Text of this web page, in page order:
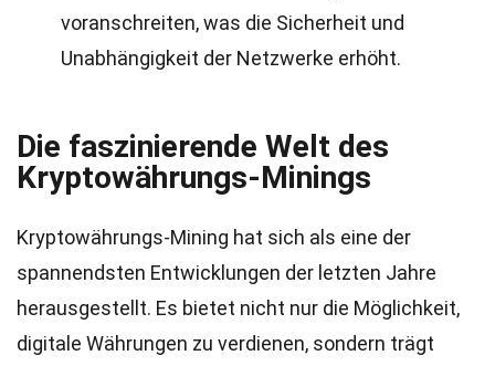
voranschreiten, was die Sicherheit und
Unabhängigkeit der Netzwerke erhöht.
Die faszinierende Welt des
Kryptowährungs-Minings
Kryptowährungs-Mining hat sich als eine der
spannendsten Entwicklungen der letzten Jahre
herausgestellt. Es bietet nicht nur die Möglichkeit,
digitale Währungen zu verdienen, sondern trägt